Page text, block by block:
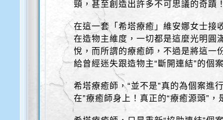
頸，甚至創造出許多不可思議的奇蹟
在這一套「希塔療癒」維安娜女士接
在造物主維度，一切都是這麼光明圓
悅，而所謂的療癒師，不過是將這一
給曾經迷失跟造物主“斷開連結”的個
希塔療癒師，“並不是”真的為個案進
在”療癒師身上！真正的“療癒源頭”